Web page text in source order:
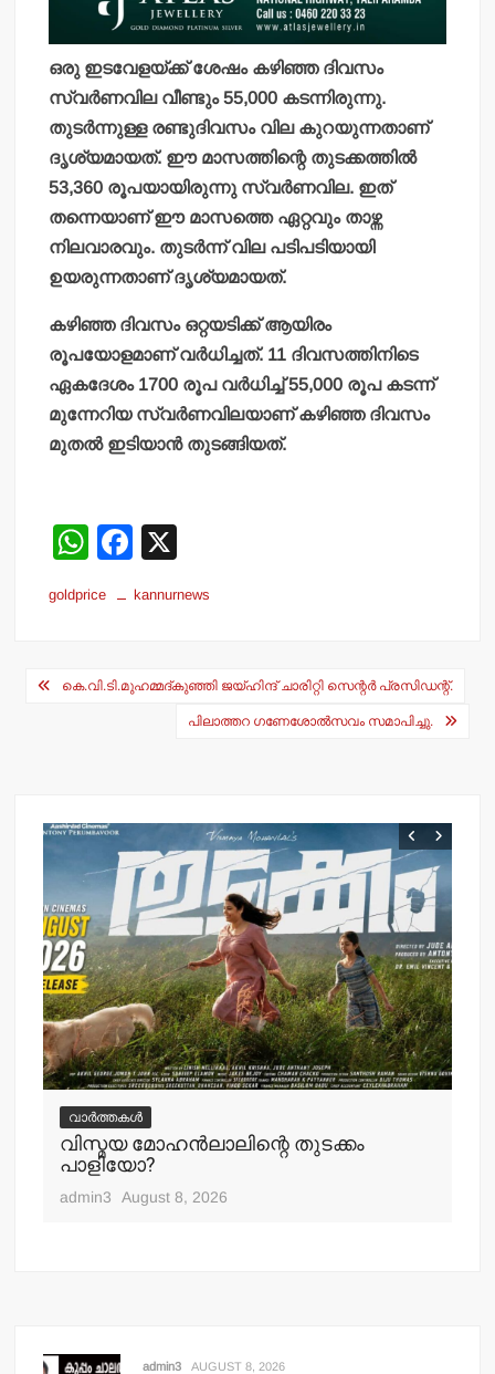
ഒരു ഇടവേളയ്ക്ക് ശേഷം കഴിഞ്ഞ ദിവസം
സ്വര്‍ണവില വീണ്ടും 55,000 കടന്നിരുന്നു.
തുടര്‍ന്നുള്ള രണ്ടുദിവസം വില കുറയുന്നതാണ്
ദൃശ്യമായത്. ഈ മാസത്തിന്റെ തുടക്കത്തില്‍
53,360 രൂപയായിരുന്നു സ്വര്‍ണവില. ഇത്
തന്നെയാണ് ഈ മാസത്തെ ഏറ്റവും താഴ്ന്ന
നിലവാരവും. തുടര്‍ന്ന് വില പടിപടിയായി
ഉയരുന്നതാണ് ദൃശ്യമായത്.
കഴിഞ്ഞ ദിവസം ഒറ്റയടിക്ക് ആയിരം
രൂപയോളമാണ് വര്‍ധിച്ചത്. 11 ദിവസത്തിനിടെ
ഏകദേശം 1700 രൂപ വര്‍ധിച്ച് 55,000 രൂപ കടന്ന്
മുന്നേറിയ സ്വര്‍ണവിലയാണ് കഴിഞ്ഞ ദിവസം
മുതല്‍ ഇടിയാന്‍ തുടങ്ങിയത്.
W
h
at
A
F
a
c
b
goldprice kannurnews
Postകെ.വി.ടി.മുഹമ്മദ്കുഞ്ഞി ജയ്ഹിന്ദ് ചാരിറ്റി സെന്റര്‍ പ്രസിഡന്റ്.
പിലാത്തറ ഗണേശോല്‍സവം സമാപിച്ചു.
വാർത്തകൾ
വിസ്മയ മോഹന്‍ലാലിന്റെ തുടക്കം
പാളിയോ?
admin3 August 8, 2026
admin3 AUGUST 8, 2026